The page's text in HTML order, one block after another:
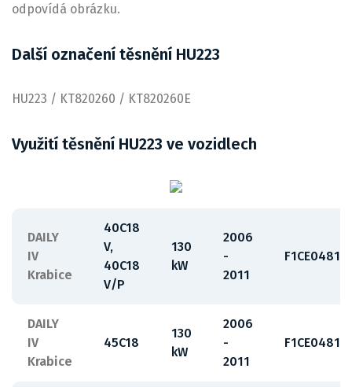
odpovídá obrázku.
Další označení těsnění HU223
HU223 / KT820260 / KT820260E
Využití těsnění HU223 ve vozidlech
DAILY
IV
Krabice
40C18
V,
40C18
V/P
130
kW
2006
-
2011
F1CE0481H
DAILY
IV
Krabice
45C18
130
kW
2006
-
2011
F1CE0481H